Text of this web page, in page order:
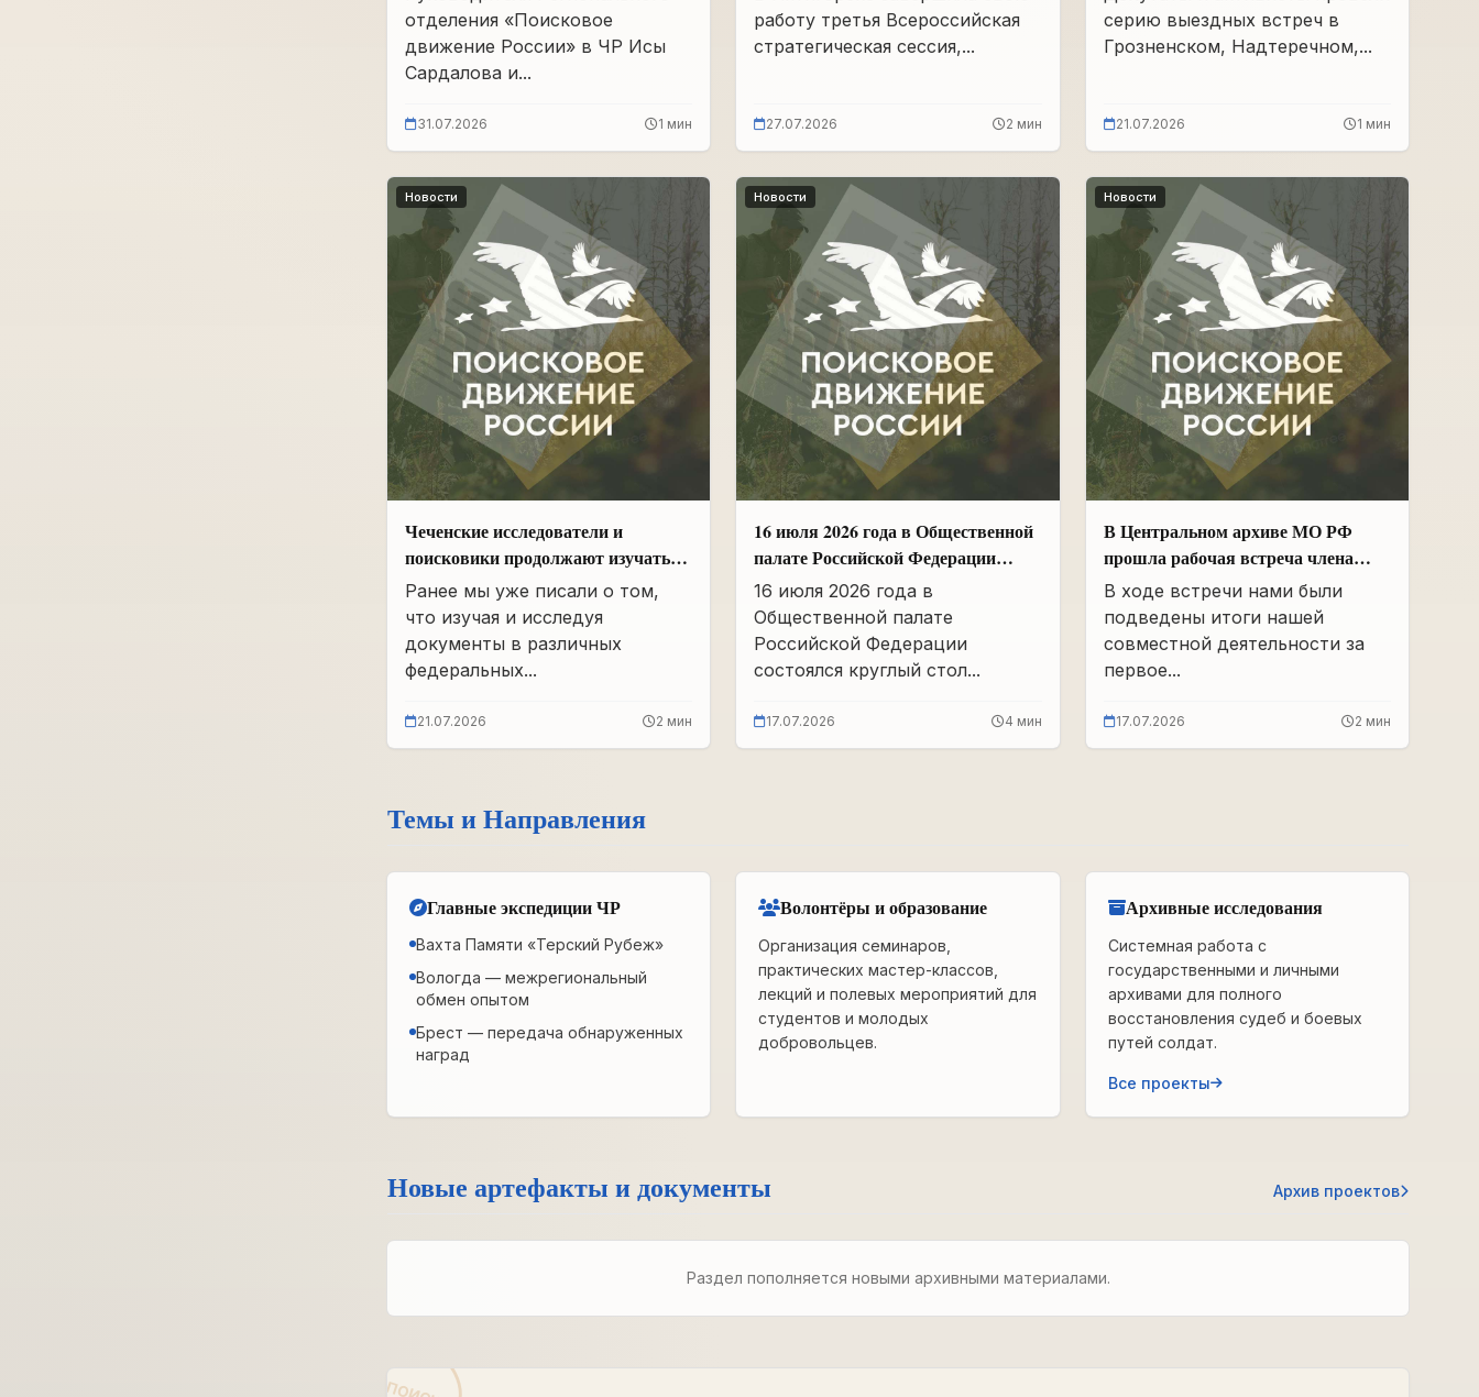
заседание
отделения «Поисковое
движение России» в ЧР Исы
Сардалова и...
31.07.2026 1 мин
работу третья Всероссийская
стратегическая сессия,...
27.07.2026 2 мин
серию выездных встреч в
Грозненском, Надтеречном,...
21.07.2026 1 мин
Новости
Чеченские исследователи и
поисковики продолжают изучать
фонды бывшего партархива СССР
Ранее мы уже писали о том,
что изучая и исследуя
документы в различных
федеральных...
21.07.2026 2 мин
Новости
16 июля 2026 года в Общественной
палате Российской Федерации
состоялся круглый стол
«Сохранение памяти о Героях
подвига самопожертвования и
воспитание...
16 июля 2026 года в
Общественной палате
Российской Федерации
состоялся круглый стол...
17.07.2026 4 мин
Новости
В Центральном архиве МО РФ
прошла рабочая встреча члена
Общественной палаты РФ и ЧР –
Руководителя Регионального
отделения «Поисковое движение
России» в ЧР Иса Сардалов с
Дмитриевичем Панковым
В ходе встречи нами были
подведены итоги нашей
совместной деятельности за
первое...
17.07.2026 2 мин
Темы и Направления
Главные экспедиции ЧР
Вахта Памяти «Терский Рубеж»
Вологда — межрегиональный
обмен опытом
Брест — передача обнаруженных
наград
Волонтёры и образование
Организация семинаров,
практических мастер-классов,
лекций и полевых мероприятий для
студентов и молодых
добровольцев.
Архивные исследования
Системная работа с
государственными и личными
архивами для полного
восстановления судеб и боевых
путей солдат.
Все проекты
Новые артефакты и документы Архив проектов
Раздел пополняется новыми архивными материалами.